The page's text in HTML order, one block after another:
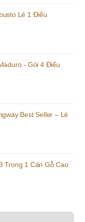
Lẻ 1 Điếu
- Gói 4 Điếu
Best Seller – Lẻ
Trong 1 Cán Gỗ Cao